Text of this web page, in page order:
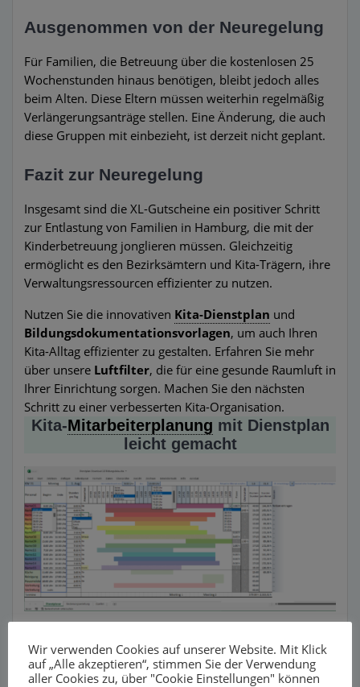
Ausgenommen von der Neuregelung
Für Familien, die Betreuung über die kostenlosen 25
Wochenstunden hinaus benötigen, bleibt jedoch alles
beim Alten. Diese Eltern müssen weiterhin regelmäßig
Verlängerungsanträge stellen. Eine Änderung, die auch
diese Gruppen mit einbezieht, ist derzeit nicht geplant.
Fazit zur Neuregelung
Insgesamt sind die XL-Gutscheine ein positiver Schritt
zur Entlastung von Familien in Hamburg, die mit der
Kinderbetreuung jonglieren müssen. Gleichzeitig
ermöglicht es den Bezirksämtern und Kita-Trägern, ihre
Verwaltungsressourcen effizienter zu nutzen.
Nutzen Sie die innovativen Kita-Dienstplan und
Bildungsdokumentationsvorlagen, um auch Ihren
Kita-Alltag effizienter zu gestalten. Erfahren Sie mehr
über unsere Luftfilter, die für eine gesunde Raumluft in
Ihrer Einrichtung sorgen. Machen Sie den nächsten
Schritt zu einer verbesserten Kita-Organisation.
Kita-Mitarbeiterplanung mit Dienstplan
leicht gemacht
Übersichtliche Dienstplanung in Kindergärten Mit den
Wir verwenden Cookies auf unserer Website. Mit Klick
auf „Alle akzeptieren“, stimmen Sie der Verwendung
aller Cookies zu, über "Cookie Einstellungen" können